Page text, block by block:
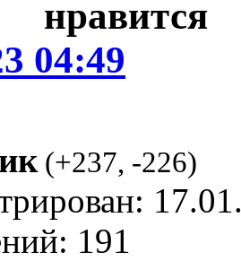
04:49
(+237, -226)
191